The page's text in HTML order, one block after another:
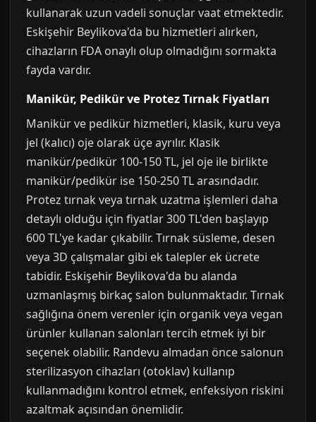
kullanarak uzun vadeli sonuçlar vaat etmektedir.
Eskişehir Beylikova'da bu hizmetleri alırken,
cihazların FDA onaylı olup olmadığını sormakta
fayda vardır.
Manikür, Pedikür ve Protez Tırnak Fiyatları
Manikür ve pedikür hizmetleri, klasik, kuru veya
jel (kalıcı) oje olarak üçe ayrılır. Klasik
manikür/pedikür 100-150 TL, jel oje ile birlikte
manikür/pedikür ise 150-250 TL arasındadır.
Protez tırnak veya tırnak uzatma işlemleri daha
detaylı olduğu için fiyatlar 300 TL'den başlayıp
600 TL'ye kadar çıkabilir. Tırnak süsleme, desen
veya 3D çalışmalar gibi ek talepler ek ücrete
tabidir. Eskişehir Beylikova'da bu alanda
uzmanlaşmış birkaç salon bulunmaktadır. Tırnak
sağlığına önem verenler için organik veya vegan
ürünler kullanan salonları tercih etmek iyi bir
seçenek olabilir. Randevu almadan önce salonun
sterilizasyon cihazları (otoklav) kullanıp
kullanmadığını kontrol etmek, enfeksiyon riskini
azaltmak açısından önemlidir.